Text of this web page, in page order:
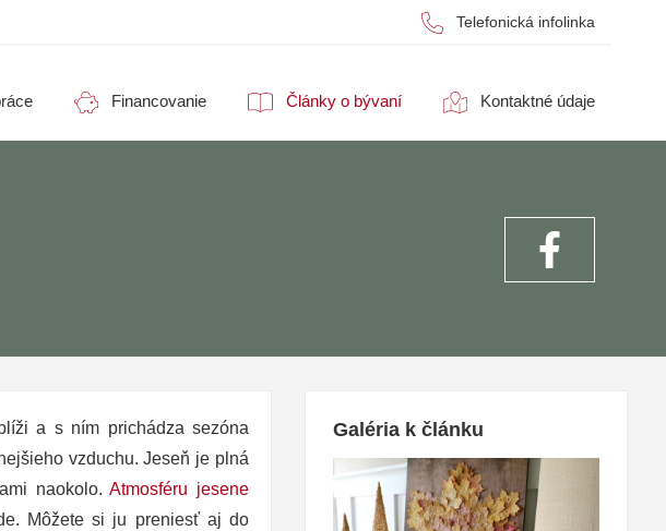
Telefonická infolinka
Financovanie Články o bývaní Kontaktné údaje
a s ním prichádza sezóna
vzduchu. Jeseň je plná
naokolo.Atmosféru jesene
Môžete si ju preniesť aj do
Galéria k článku